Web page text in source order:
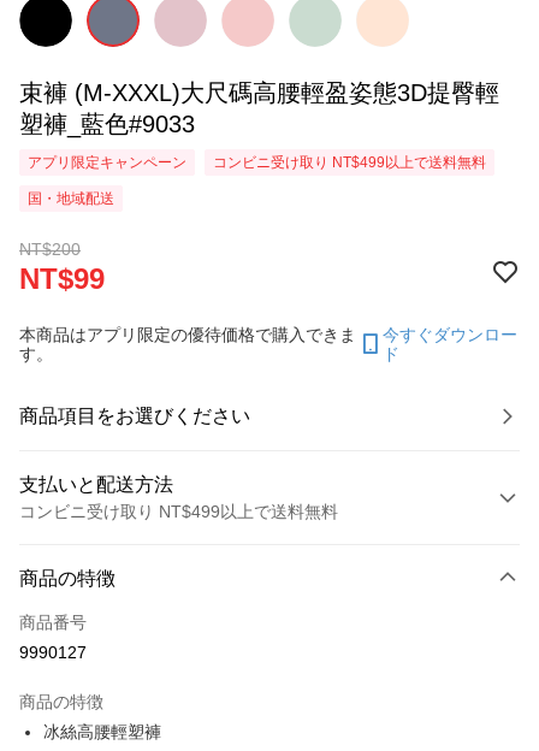
束褲 (M-XXXL)大尺碼高腰輕盈姿態3D提臀輕
塑褲_藍色#9033
アプリ限定キャンペーン コンビニ受け取り NT$499以上で送料無料
国・地域配送
NT$200
NT$99
本商品はアプリ限定の優待価格で購入できま
す。
今すぐダウンロー
ド
商品項目をお選びください
支払いと配送方法
コンビニ受け取り NT$499以上で送料無料
クレジットカード1回払い
コンビニ店頭代金引換
Apple Pay
商品の特徴
商品番号
9990127
商品の特徴
冰絲高腰輕塑褲